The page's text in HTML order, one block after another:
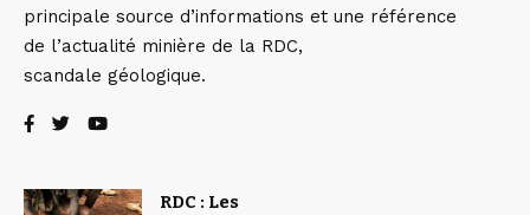
principale source d’informations et une référence
de l’actualité minière de la RDC,
scandale géologique.
RDC : Les